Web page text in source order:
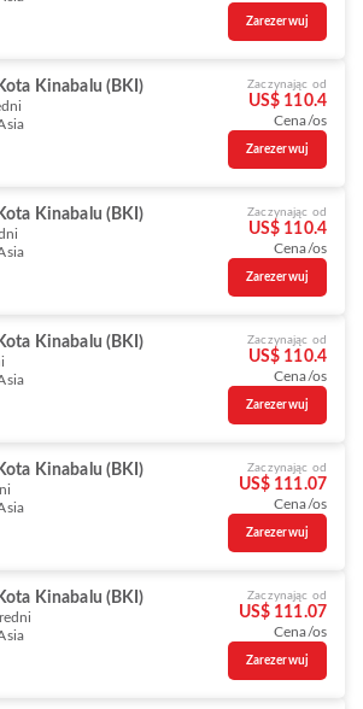
Zarezerwuj
Kota Kinabalu (BKI) Zaczynając od
US$ 110.4
Cena/os
Zarezerwuj
Kota Kinabalu (BKI) Zaczynając od
US$ 110.4
Cena/os
Zarezerwuj
Kota Kinabalu (BKI) Zaczynając od
US$ 110.4
Cena/os
Zarezerwuj
Kota Kinabalu (BKI) Zaczynając od
US$ 111.07
Cena/os
Zarezerwuj
Kota Kinabalu (BKI) Zaczynając od
US$ 111.07
Cena/os
Zarezerwuj